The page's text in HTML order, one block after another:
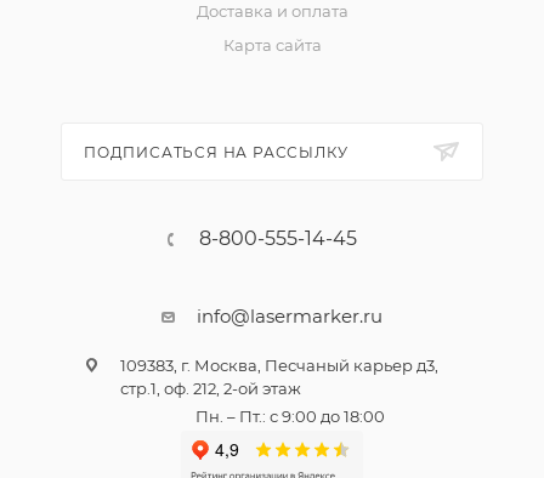
Доставка и оплата
Карта сайта
ПОДПИСАТЬСЯ НА РАССЫЛКУ
8-800-555-14-45
info@lasermarker.ru
109383, г. Москва, Песчаный карьер д3,
стр.1, оф. 212, 2-ой этаж
Пн. – Пт.: с 9:00 до 18:00